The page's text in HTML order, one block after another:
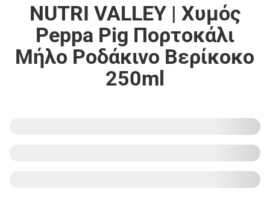
NUTRI VALLEY | Χυμός
Peppa Pig Πορτοκάλι
Μήλο Ροδάκινο Βερίκοκο
250ml